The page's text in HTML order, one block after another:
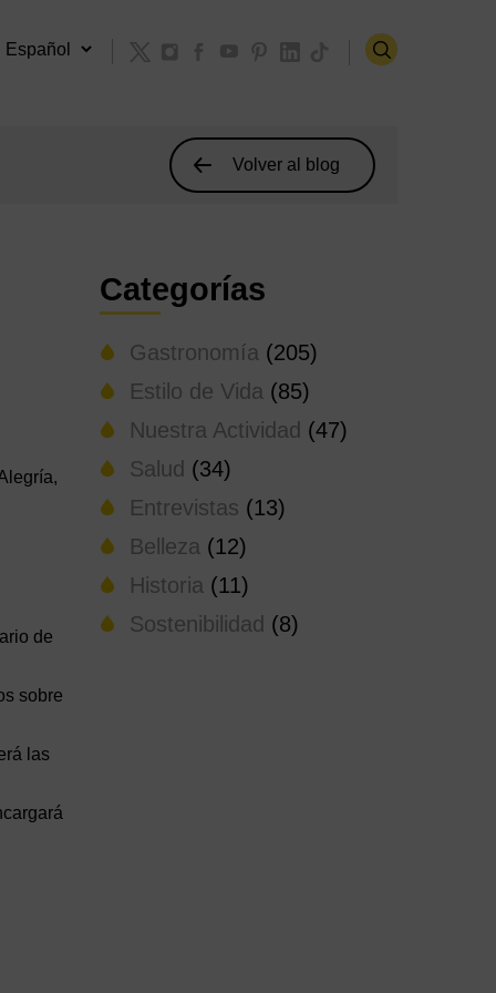
Volver al blog
de
sobre
las
Categorías
Gastronomía (205)
Estilo de Vida (85)
Nuestra Actividad (47)
Salud (34)
Entrevistas (13)
Belleza (12)
Historia (11)
Sostenibilidad (8)